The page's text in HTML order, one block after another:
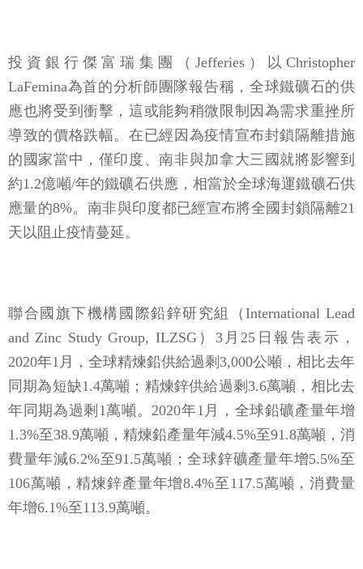
投資銀行傑富瑞集團（Jefferies）以Christopher
LaFemina為首的分析師團隊報告稱，全球鐵礦石的供
應也將受到衝擊，這或能夠稍微限制因為需求重挫所
導致的價格跌幅。在已經因為疫情宣布封鎖隔離措施
的國家當中，僅印度、南非與加拿大三國就將影響到
約1.2億噸/年的鐵礦石供應，相當於全球海運鐵礦石供
應量的8%。南非與印度都已經宣布將全國封鎖隔離21
天以阻止疫情蔓延。
聯合國旗下機構國際鉛鋅研究組（International Lead
and Zinc Study Group, ILZSG）3月25日報告表示，
2020年1月，全球精煉鉛供給過剩3,000公噸，相比去年
同期為短缺1.4萬噸；精煉鋅供給過剩3.6萬噸，相比去
年同期為過剩1萬噸。2020年1月，全球鉛礦產量年增
1.3%至38.9萬噸，精煉鉛產量年減4.5%至91.8萬噸，消
費量年減6.2%至91.5萬噸；全球鋅礦產量年增5.5%至
106萬噸，精煉鋅產量年增8.4%至117.5萬噸，消費量
年增6.1%至113.9萬噸。